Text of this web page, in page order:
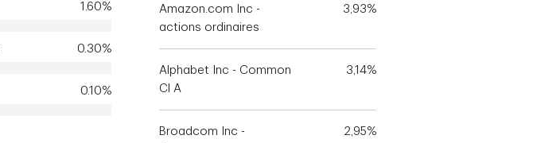
1.60%
0.30%
0.10%
Amazon.com Inc -
actions ordinaires
3,93%
Alphabet Inc - Common
Cl A
3,14%
Broadcom Inc -
2,95%